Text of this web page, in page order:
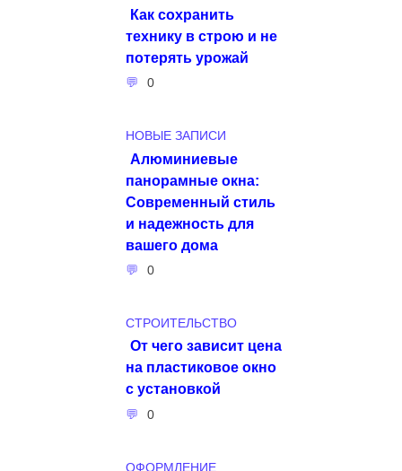
Как сохранить
технику в строю и не
потерять урожай
0
НОВЫЕ ЗАПИСИ
Алюминиевые
панорамные окна:
Современный стиль
и надежность для
вашего дома
0
СТРОИТЕЛЬСТВО
От чего зависит цена
на пластиковое окно
с установкой
0
ОФОРМЛЕНИЕ